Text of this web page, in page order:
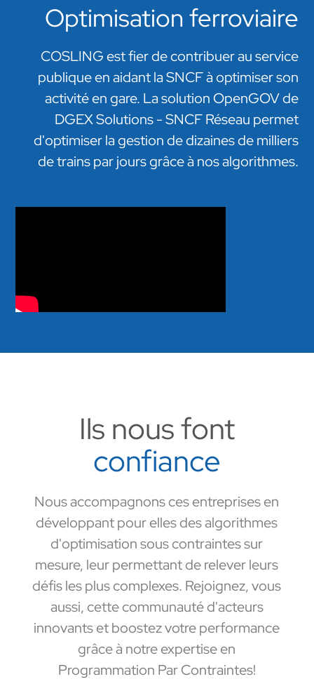
Optimisation ferroviaire
COSLING est fier de contribuer au service
publique en aidant la SNCF à optimiser son
activité en gare. La solution OpenGOV de
DGEX Solutions - SNCF Réseau permet
d'optimiser la gestion de dizaines de milliers
de trains par jours grâce à nos algorithmes.
Ils nous font
confiance
Nous accompagnons ces entreprises en
développant pour elles des algorithmes
d'optimisation sous contraintes sur
mesure, leur permettant de relever leurs
défis les plus complexes. Rejoignez, vous
aussi, cette communauté d'acteurs
innovants et boostez votre performance
grâce à notre expertise en
Programmation Par Contraintes!